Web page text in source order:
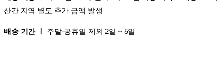
산간 지역 별도 추가 금액 발생
배송 기간 ㅣ 주말·공휴일 제외 2일 ~ 5일